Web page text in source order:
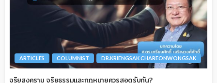
ARTICLES COLUMNIST DR.KRIENGSAK CHAREONWONGSAK
จริยสงคราม จริยธรรมและกฎหมายควรสอดรับกัน?